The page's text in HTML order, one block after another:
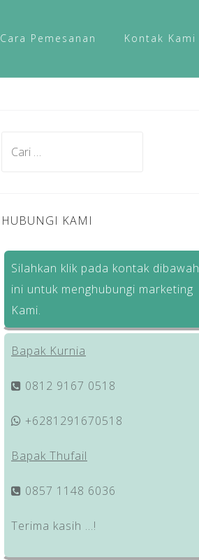
Cara Pemesanan Kontak Kami
HUBUNGI KAMI
Silahkan klik pada kontak dibawah
ini untuk menghubungi marketing
Kami.
Bapak Kurnia
0812 9167 0518
+6281291670518
Bapak Thufail
0857 1148 6036
Terima kasih …!